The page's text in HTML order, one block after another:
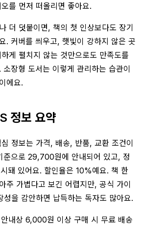
를 먼저 떠올리면 좋아요.
더 덧붙이면, 책의 첫 인상보다도 장기
. 커버를 씌우고, 햇빛이 강하지 않은 곳
게 펼치지 않는 것만으로도 만족도를
장형 도서는 이렇게 관리하는 습관이
에요.
정보 요약
정보는 가격, 배송, 반품, 교환 조건이
준으로 29,700원에 안내되어 있고, 정
돼 있어요. 할인율은 10%예요. 책 한
주 가볍다고 보긴 어렵지만, 공식 가이
성을 감안하면 납득하는 독자도 많아요.
내상 6,000원 이상 구매 시 무료 배송